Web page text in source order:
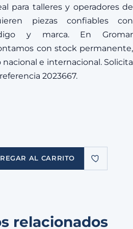
para talleres y operadores de
piezas confiables con
y marca. En Gromar
con stock permanente,
e internacional. Solicita
2023667.
AL CARRITO
relacionados